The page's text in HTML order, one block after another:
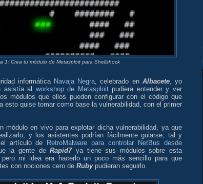
1: Crea tu módulo de Metasploit para Shellshock
informática Navaja Negra, celebrado en Albacete, yo
asistía al workshop de Metasploitpudiera entender y ver
módulos que ellos pueden configurar con el código que
esto quise tomar como base la vulnerabilidad, con el primer
módulo en vivo para explotar dicha vulnerabilidad, ya que
y los asistentes podrían fácilmente guiarse, tal y
artículo de
RetroMalware para controlar NetBus desde
la gente deRapid7ya tiene sus módulos sobre esta
pero mi idea era hacerlo un poco más sencillo para que
con nociones cero de Rubypudieran seguirlo.